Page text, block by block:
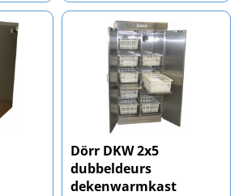
Dörr DKW 2x5
dubbeldeurs
dekenwarmkast